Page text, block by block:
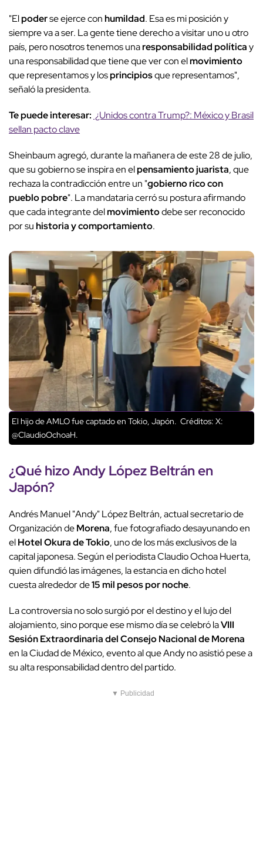
"Elpoderse ejerce conhumildad. Esa es mi posición y
siempre va a ser. La gente tiene derecho a visitar uno u otro
país, pero nosotros tenemos unaresponsabilidad políticay
una responsabilidad que tiene que ver con elmovimiento
que representamos y losprincipiosque representamos",
señaló la presidenta.
Te puede interesar: ¿Unidos contra Trump?: México y Brasil
sellan pacto clave
Sheinbaum agregó, durante la mañanera de este 28 de julio,
que su gobierno se inspira en elpensamiento juarista, que
rechaza la contradicción entre un "gobierno rico con
pueblo pobre". La mandataria cerró su postura afirmando
que cada integrante delmovimientodebe ser reconocido
por suhistoria y comportamiento.
El hijo de AMLO fue captado en Tokio, Japón. Créditos: X:
@ClaudioOchoaH.
¿Qué hizoAndy López Beltránen
Japón?
Andrés Manuel "Andy" López Beltrán, actual secretario de
Organización deMorena, fue fotografiado desayunando en
elHotel Okura de Tokio, uno de los más exclusivos de la
capital japonesa. Según el periodista Claudio Ochoa Huerta,
quien difundió las imágenes, la estancia en dicho hotel
cuesta alrededor de15 mil pesos por noche.
La controversia no solo surgió por el destino y el lujo del
alojamiento, sino porque ese mismo día se celebró laVIII
Sesión Extraordinaria del Consejo Nacional de Morena
en la Ciudad de México, evento al que Andy no asistió pese a
su alta responsabilidad dentro del partido.
▼ Publicidad